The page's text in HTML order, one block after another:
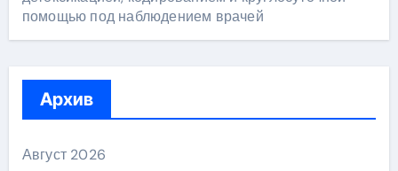
помощью под наблюдением врачей
Архив
Август 2026